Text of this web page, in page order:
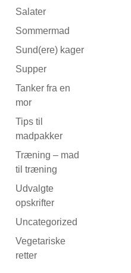
Salater
Sommermad
Sund(ere) kager
Supper
Tanker fra en
mor
Tips til
madpakker
Træning – mad
til træning
Udvalgte
opskrifter
Uncategorized
Vegetariske
retter